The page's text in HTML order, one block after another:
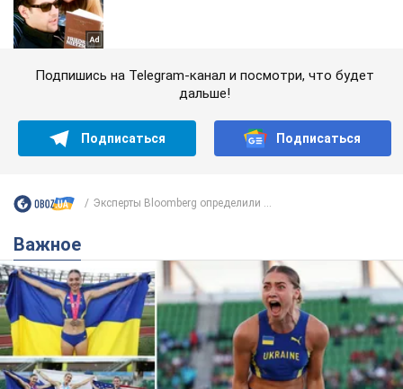
Подпишись на Telegram-канал и посмотри, что будет
дальше!
Подписаться Подписаться
Эксперты Bloomberg определили ...
Важное